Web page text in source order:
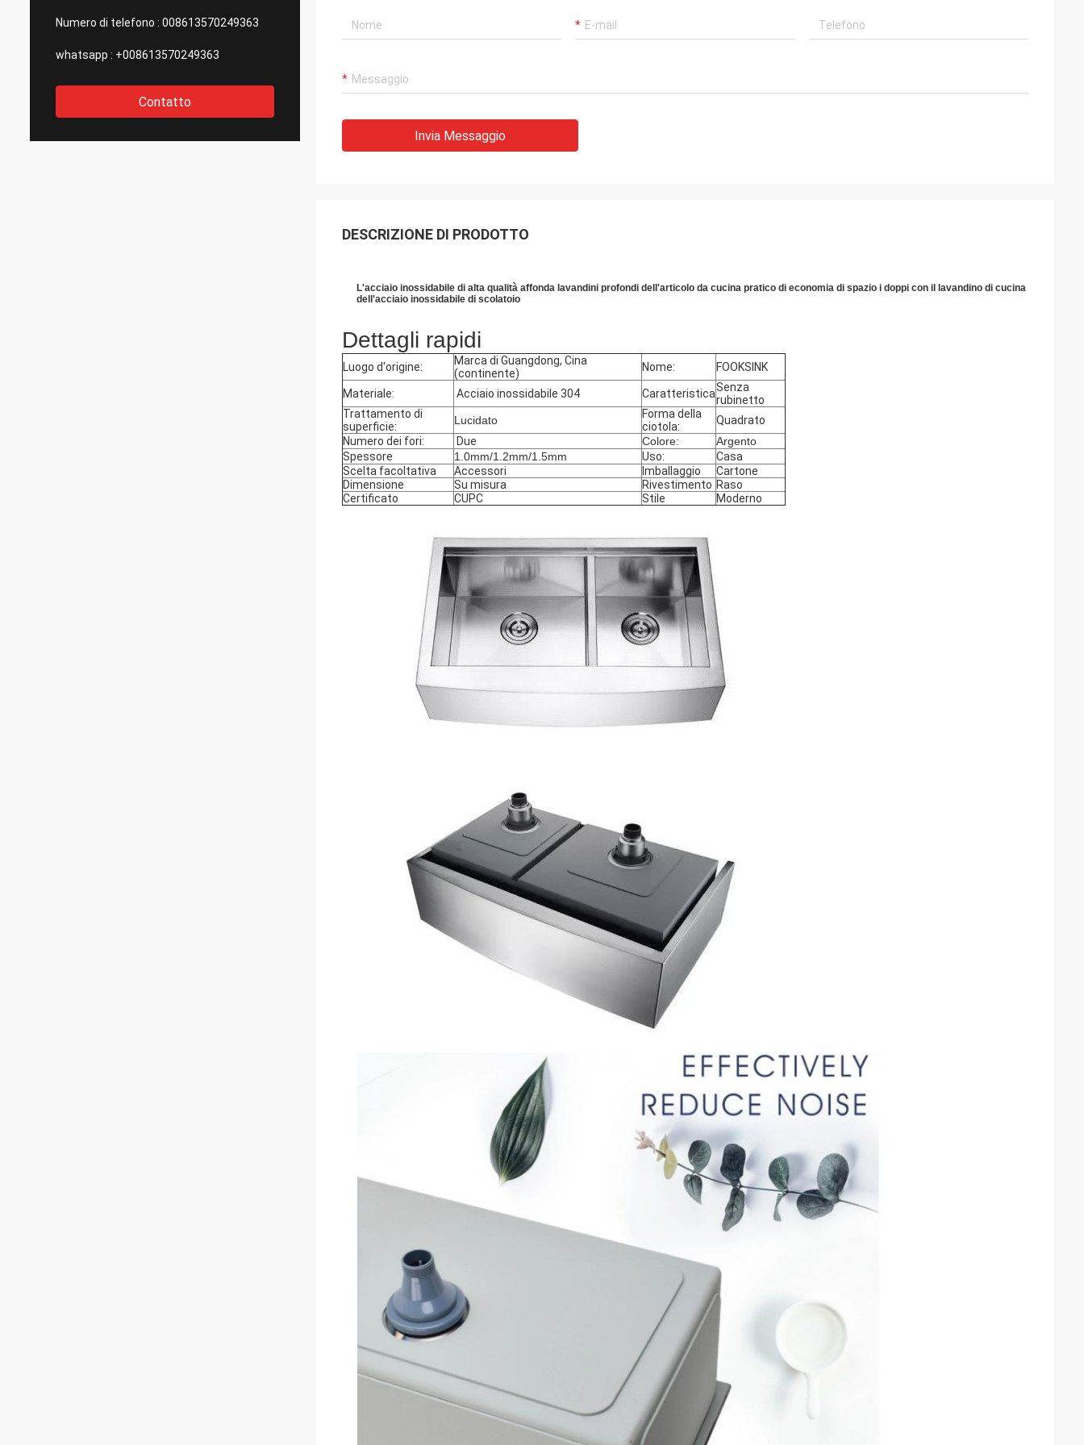
Numero di telefono : 008613570249363
whatsapp : +008613570249363
Contatto
Invia Messaggio
DESCRIZIONE DI PRODOTTO
L'acciaio inossidabile di alta qualità affonda lavandini profondi dell'articolo da cucina pratico di economia di spazio i doppi con il lavandino di cucina
dell'acciaio inossidabile di scolatoio
Dettagli rapidi
Luogo d'origine:
Marca di Guangdong, Cina
(continente)
Nome: FOOKSINK
Materiale: Acciaio inossidabile 304 CaratteristicaSenza
rubinetto
Trattamento di
superficie:
Lucidato
Forma della
ciotola:
Quadrato
Numero dei fori:
Due Colore:
Argento
Spessore
1.0mm/1.2mm/1.5mm Uso:
Casa
Scelta facoltativa
Accessori Imballaggio
Cartone
Dimensione
Su misura Rivestimento Raso
Certificato
CUPC Stile Moderno